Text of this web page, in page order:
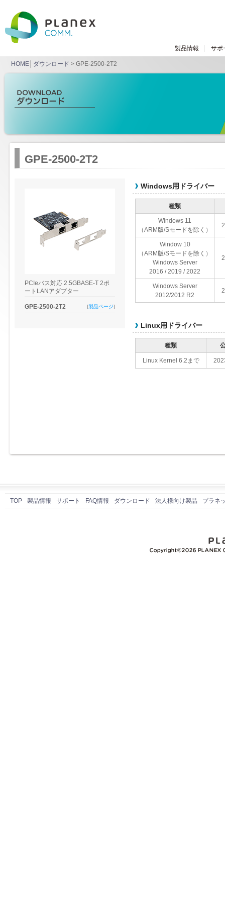
製品情報 サポ
HOME ダウンロード > GPE-2500-2T2
GPE-2500-2T2
PCIeバス対応 2.5GBASE-T 2ポ
ートLANアダプター
GPE-2500-2T2 [製品ページ]
Windows用ドライバー
種類
Windows 11
（ARM版/Sモードを除く）
Window 10
（ARM版/Sモードを除く）
Windows Server
2016 / 2019 / 2022
Windows Server
2012/2012 R2
Linux用ドライバー
種類
Linux Kernel 6.2まで
TOP 製品情報 サポート FAQ情報 ダウンロード 法人様向け製品 プラネ